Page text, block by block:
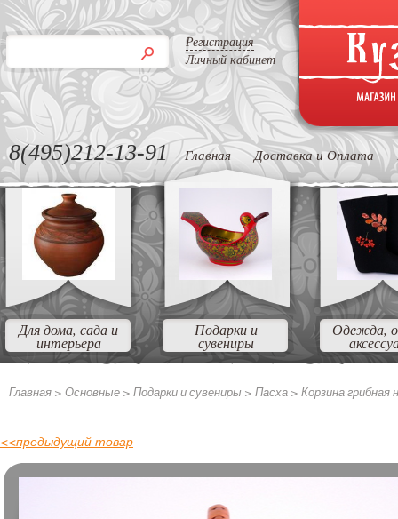
Регистрация
Личный кабинет
8(495)212-13-91 Главная Доставка и Оплата
Для дома, сада и
интерьера
Подарки и
сувениры
Одежда,
Главная > Основные > Подарки и сувениры > Пасха > Корзина грибная
<<предыдущий товар